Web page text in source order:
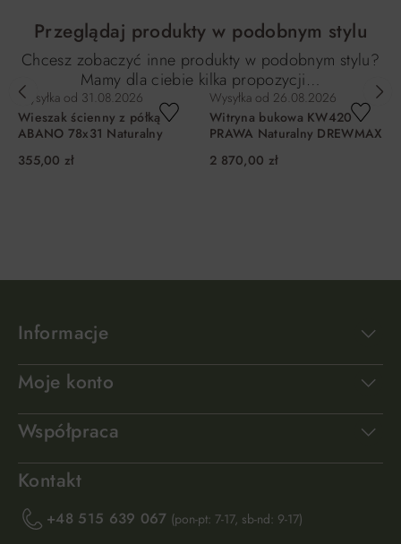
Przeglądaj produkty w podobnym stylu
Chcesz zobaczyć inne produkty w podobnym stylu?
Mamy dla ciebie kilka propozycji…
Wysyłka od 31.08.2026
Wieszak ścienny z półką
ABANO 78x31 Naturalny
355,00 zł
Wysyłka od 26.08.2026
Witryna bukowa KW420
PRAWA Naturalny DREWMAX
2 870,00 zł
Informacje
Moje konto
Współpraca
Kontakt
+48 515 639 067 (pon-pt: 7-17, sb-nd: 9-17)